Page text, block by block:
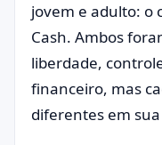
jovem e adulto: o
Cash. Ambos
liberdade,
financeiro, mas
diferentes em